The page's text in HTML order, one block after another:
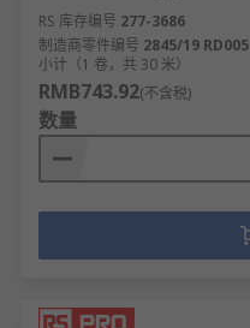
RS 库存编号 277-3686
制造商零件编号 2845/19 RD005
小计（1 卷，共 30 米）
RMB743.92(不含税)
数量